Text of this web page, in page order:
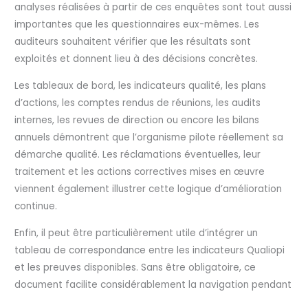
analyses réalisées à partir de ces enquêtes sont tout aussi
importantes que les questionnaires eux-mêmes. Les
auditeurs souhaitent vérifier que les résultats sont
exploités et donnent lieu à des décisions concrètes.
Les tableaux de bord, les indicateurs qualité, les plans
d’actions, les comptes rendus de réunions, les audits
internes, les revues de direction ou encore les bilans
annuels démontrent que l’organisme pilote réellement sa
démarche qualité. Les réclamations éventuelles, leur
traitement et les actions correctives mises en œuvre
viennent également illustrer cette logique d’amélioration
continue.
Enfin, il peut être particulièrement utile d’intégrer un
tableau de correspondance entre les indicateurs Qualiopi
et les preuves disponibles. Sans être obligatoire, ce
document facilite considérablement la navigation pendant